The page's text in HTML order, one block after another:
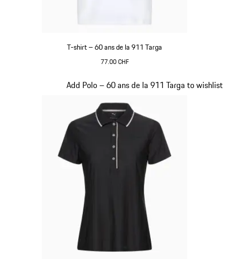
T-shirt – 60 ans de la 911 Targa
77.00 CHF
Add Polo – 60 ans de la 911 Targa to wishlist
Diapositive 15 sur 20